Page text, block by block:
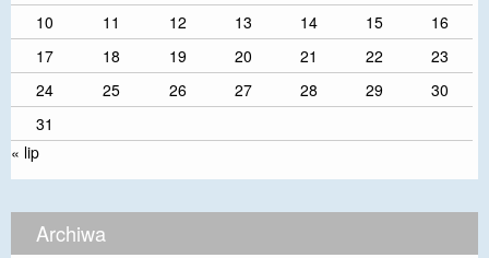
10
11 12 13 14 15
16
17
18 19 20 21 22
23
24
25 26 27 28 29
30
31
« lip
Archiwa